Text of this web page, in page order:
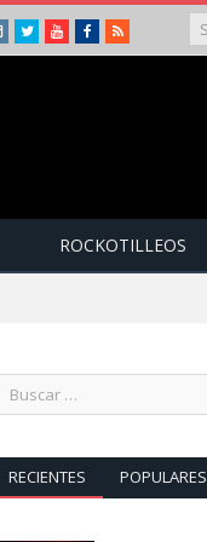
Instagram
TwitterYoutubeFacebook
RSS
ROCKOTILLEOS
RECIENTES POPULARES